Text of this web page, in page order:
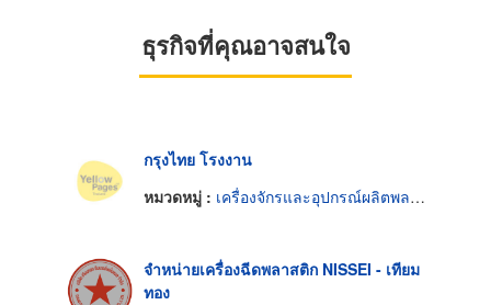
ธุรกิจที่คุณอาจสนใจ
กรุงไทย โรงงาน
หมวดหมู่ : เครื่องจักรและอุปกรณ์ผลิตพลาสติก
จำหน่ายเครื่องฉีดพลาสติก NISSEI - เทียม
ทอง